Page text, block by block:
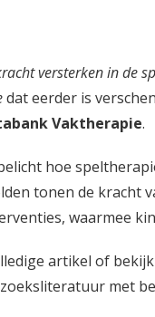
versterken in de
dat eerder is
Vaktherapie.
hoe
tonen de kracht
waarmee
artikel of
met